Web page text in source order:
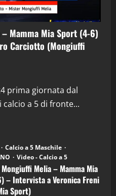
Mamma Mia Sport (4-6)
Carciotto (Mongiuffi
prima giornata dal
a 5 di fronte...
Calcio a 5 Maschile
Video - Calcio a 5
Melia – Mamma Mia
– Intervista a Veronica Freni
Sport)
in Podcast: 29^ Puntata
Aprile 2026)
in Podcast
in Podcast: 28^ Puntata
Aprile 2026)